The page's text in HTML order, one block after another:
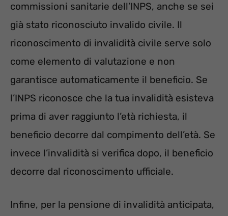
commissioni sanitarie dell’INPS, anche se sei
già stato riconosciuto invalido civile. Il
riconoscimento di invalidità civile serve solo
come elemento di valutazione e non
garantisce automaticamente il beneficio. Se
l’INPS riconosce che la tua invalidità esisteva
prima di aver raggiunto l’età richiesta, il
beneficio decorre dal compimento dell’età. Se
invece l’invalidità si verifica dopo, il beneficio
decorre dal riconoscimento ufficiale.
Infine, per la pensione di invalidità anticipata,